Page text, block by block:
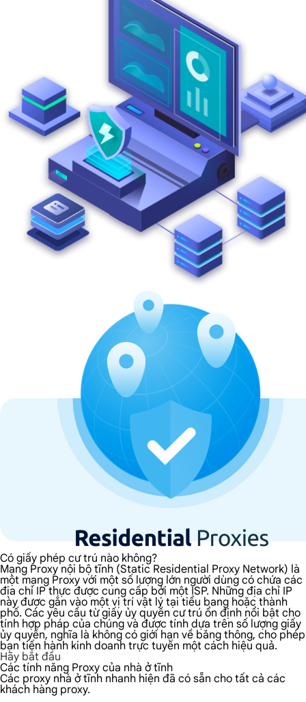
Có giấy phép cư trú nào không?
Mạng Proxy nội bộ tĩnh (Static Residential Proxy Network) là
một mạng Proxy với một số lượng lớn người dùng có chứa các
địa chỉ IP thực được cung cấp bởi một ISP. Những địa chỉ IP
này được gắn vào một vị trí vật lý tại tiểu bang hoặc thành
phố. Các yêu cầu từ giấy ủy quyền cư trú ổn định nổi bật cho
tính hợp pháp của chúng và được tính dựa trên số lượng giấy
ủy quyền, nghĩa là không có giới hạn về băng thông, cho phép
bạn tiến hành kinh doanh trực tuyến một cách hiệu quả.
Hãy bắt đầu
Các tính năng Proxy của nhà ở tĩnh
Các proxy nhà ở tĩnh nhanh hiện đã có sẵn cho tất cả các
khách hàng proxy.